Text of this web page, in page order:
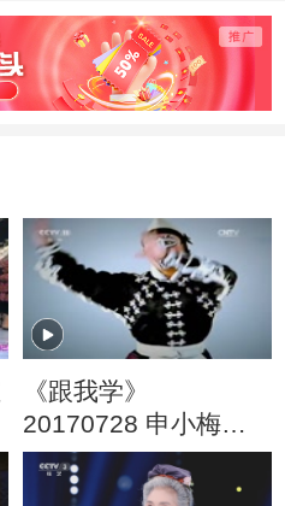
段
《跟我学》
20170728 申小梅教
唱越调《收姜维》选